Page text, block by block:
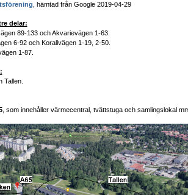
, hämtad från Google 2019-04-29
delar:
89-133 och Akvarievägen 1-63.
6-92 och Korallvägen 1-19, 2-50.
1-87.
Tallen.
, som innehåller värmecentral, tvättstuga och samlingslokal